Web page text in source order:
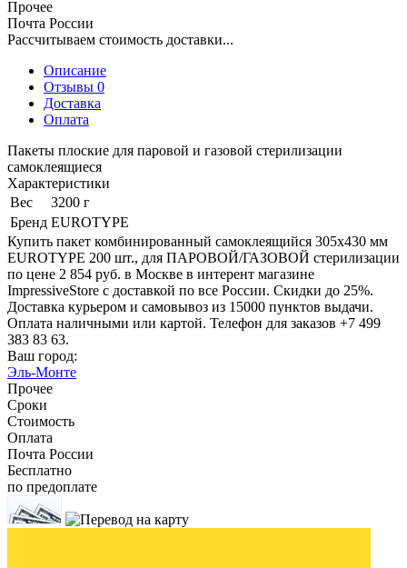
Прочее
Почта России
Рассчитываем стоимость доставки...
Описание
Отзывы 0
Доставка
Оплата
Пакеты плоские для паровой и газовой стерилизации
самоклеящиеся
Характеристики
Вес
3200 г
Бренд EUROTYPE
Купить пакет комбинированный самоклеящийся 305х430 мм
EUROTYPE 200 шт., для ПАРОВОЙ/ГАЗОВОЙ стерилизации
по цене 2 854 руб. в Москве в интерент магазине
ImpressiveStore с доставкой по все России. Скидки до 25%.
Доставка курьером и самовывоз из 15000 пунктов выдачи.
Оплата наличными или картой. Телефон для заказов +7 499
383 83 63.
Ваш город:
Эль-Монте
Прочее
Сроки
Стоимость
Оплата
Почта России
Бесплатно
по предоплате